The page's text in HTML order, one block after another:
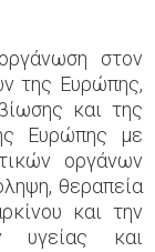
στον
της Ευρώπης,
και της
Ευρώπης με
οργάνων
θεραπεία
και την
υγείας και